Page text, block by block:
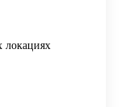
локациях